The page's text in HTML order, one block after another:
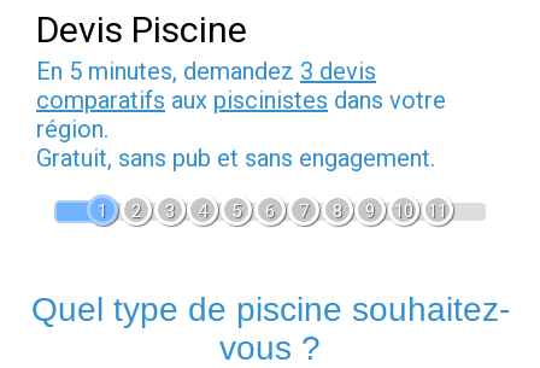
Devis Piscine
En 5 minutes, demandez 3 devis
comparatifs aux piscinistes dans votre
région.
Gratuit, sans pub et sans engagement.
1 2 3 4 5 6 7 8 9 10 11
Quel type de piscine souhaitez-
vous ?